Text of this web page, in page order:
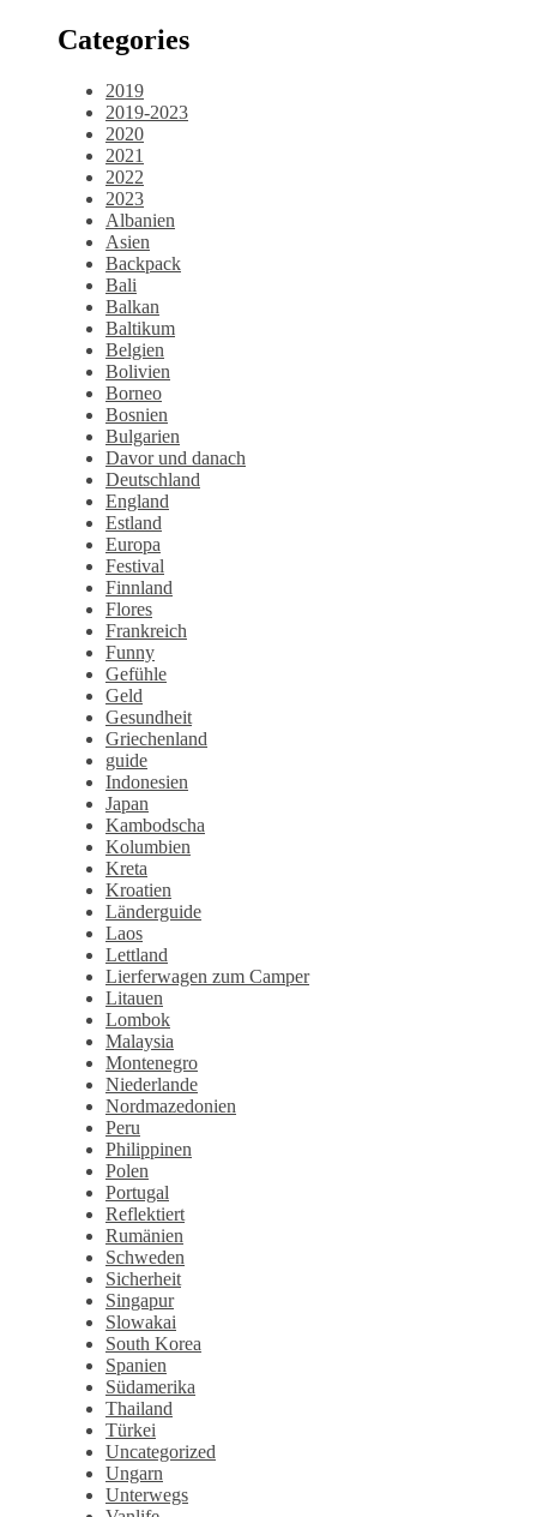
Categories
2019
2019-2023
2020
2021
2022
2023
Albanien
Asien
Backpack
Bali
Balkan
Baltikum
Belgien
Bolivien
Borneo
Bosnien
Bulgarien
Davor und danach
Deutschland
England
Estland
Europa
Festival
Finnland
Flores
Frankreich
Funny
Gefühle
Geld
Gesundheit
Griechenland
guide
Indonesien
Japan
Kambodscha
Kolumbien
Kreta
Kroatien
Länderguide
Laos
Lettland
Lierferwagen zum Camper
Litauen
Lombok
Malaysia
Montenegro
Niederlande
Nordmazedonien
Peru
Philippinen
Polen
Portugal
Reflektiert
Rumänien
Schweden
Sicherheit
Singapur
Slowakai
South Korea
Spanien
Südamerika
Thailand
Türkei
Uncategorized
Ungarn
Unterwegs